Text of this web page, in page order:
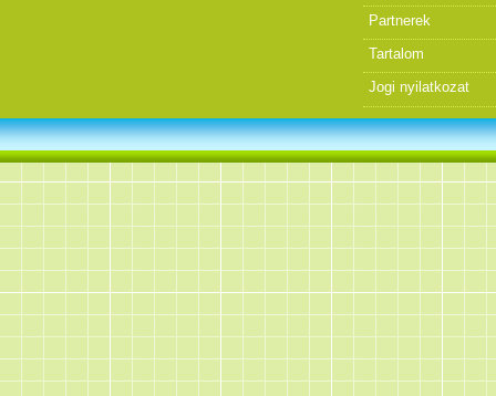
Partnerek
Tartalom
Jogi nyilatkozat